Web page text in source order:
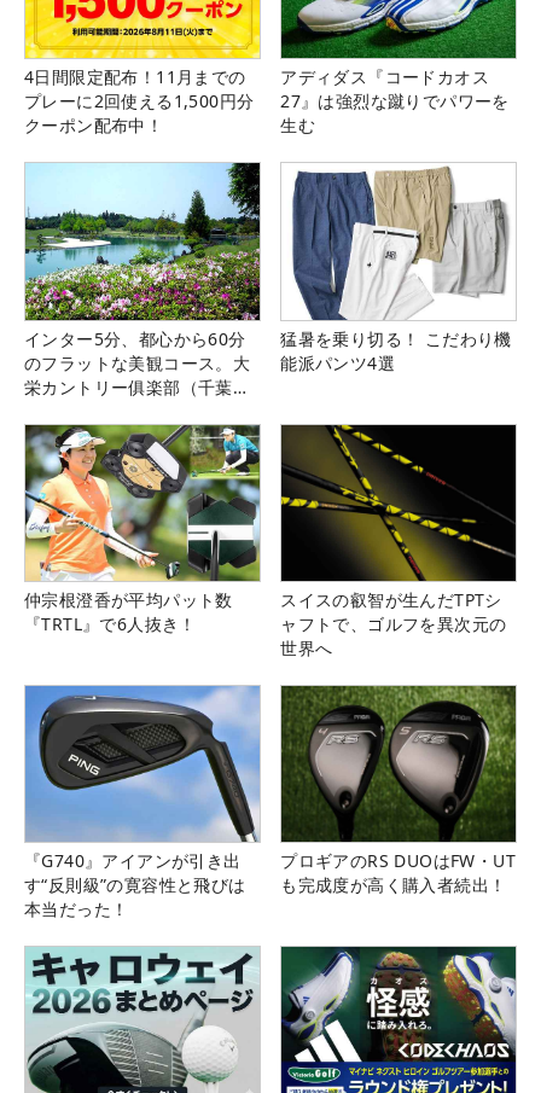
4日間限定配布！11月までの
プレーに2回使える1,500円分
クーポン配布中！
アディダス『コードカオス
27』は強烈な蹴りでパワーを
生む
インター5分、都心から60分
のフラットな美観コース。大
栄カントリー俱楽部（千葉
猛暑を乗り切る！ こだわり機
能派パンツ4選
仲宗根澄香が平均パット数
『TRTL』で6人抜き！
スイスの叡智が生んだTPTシ
ャフトで、ゴルフを異次元の
世界へ
『G740』アイアンが引き出
す“反則級”の寛容性と飛びは
本当だった！
プロギアのRS DUOはFW・UT
も完成度が高く購入者続出！